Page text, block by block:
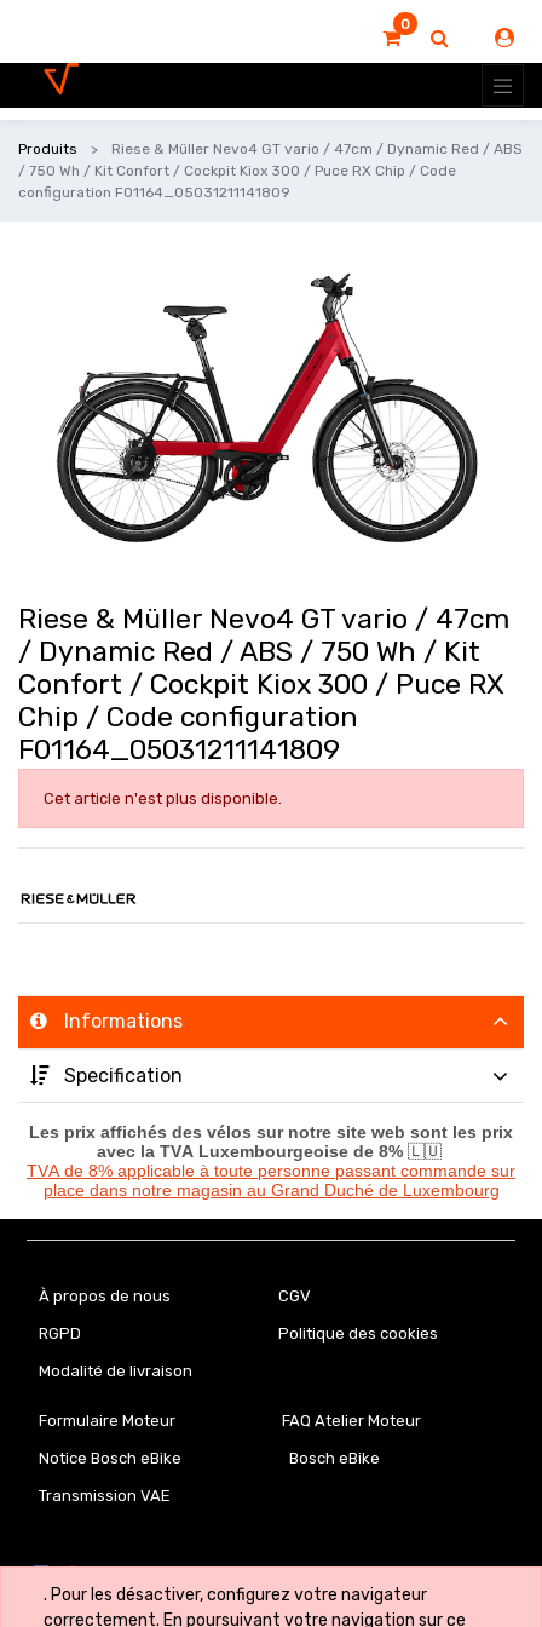
. Pour les désactiver, configurez votre navigateur
correctement. En poursuivant votre navigation sur ce
0
Produits
Riese & Müller Nevo4 GT vario / 47cm / Dynamic Red / ABS
/ 750 Wh / Kit Confort / Cockpit Kiox 300 / Puce RX Chip / Code
configuration F01164_05031211141809
Riese & Müller Nevo4 GT vario / 47cm
/ Dynamic Red / ABS / 750 Wh / Kit
Confort / Cockpit Kiox 300 / Puce RX
Chip / Code configuration
F01164_05031211141809
Cet article n'est plus disponible.
Informations
Specification
Les prix affichés des vélos sur notre site web sont les prix
avec la TVA Luxembourgeoise de 8% 🇱🇺
TVA de 8% applicable à toute personne passant commande sur
place dans notre magasin au Grand Duché de Luxembourg
À propos de nous CGV
RGPD Politique des cookies
Modalité de livraison
Formulaire Moteur FAQ Atelier Moteur
Notice Bosch eBike Bosch eBike
Transmission VAE